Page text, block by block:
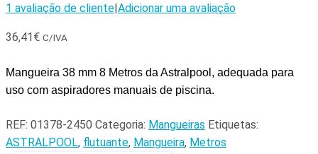
1 avaliação de cliente|Adicionar uma avaliação
36,41€ C/IVA
Mangueira 38 mm 8 Metros da Astralpool, adequada para
uso com aspiradores manuais de piscina.
REF: 01378-2450 Categoria: Mangueiras Etiquetas:
ASTRALPOOL, flutuante, Mangueira, Metros